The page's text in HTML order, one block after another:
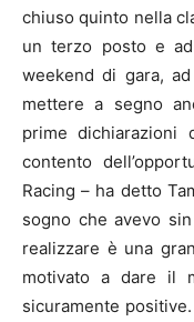
chiuso quinto nella
un terzo posto e
weekend di gara,
mettere a segno
prime dichiarazioni
contento
Racing – ha detto
sogno che avevo
realizzare è una
motivato a dare il
sicuramente